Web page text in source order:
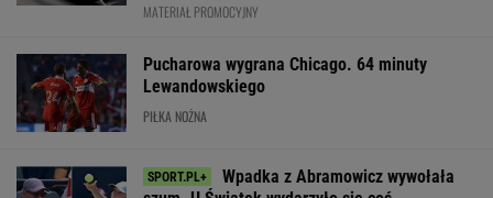
MATERIAŁ PROMOCYJNY
Pucharowa wygrana Chicago. 64 minuty
Lewandowskiego
PIŁKA NOŻNA
Wpadka z Abramowicz wywołała